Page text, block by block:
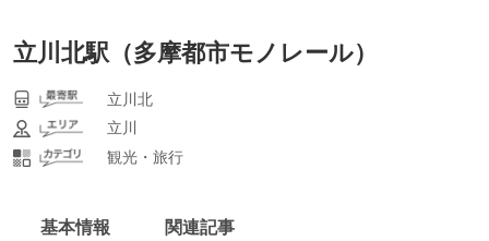
立川北駅（多摩都市モノレール）
立川北
立川
観光・旅行
基本情報 関連記事